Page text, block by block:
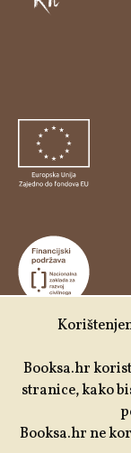
Udruga
Nacionalne
stabilizaciju i/ili
društvenog
Booksa.hr
stranice, kako
Booksa.hr ne